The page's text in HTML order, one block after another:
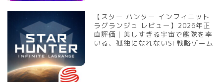
【スター ハンター インフィニット
ラグランジュ レビュー】2026年正
直評価｜美しすぎる宇宙で艦隊を率
いる、孤独になれないSF戦略ゲーム